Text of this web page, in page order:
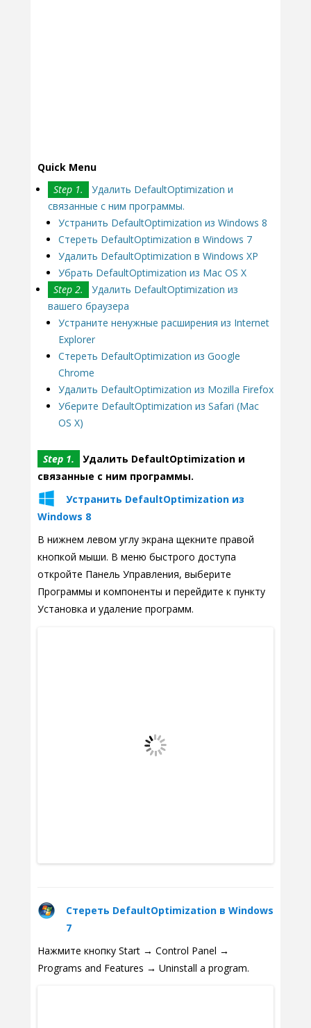
Quick Menu
Step 1.
Удалить DefaultOptimization и
связанные с ним программы.
Устранить DefaultOptimization из Windows 8
Стереть DefaultOptimization в Windows 7
Удалить DefaultOptimization в Windows XP
Убрать DefaultOptimization из Mac OS X
Step 2.
Удалить DefaultOptimization из
вашего браузера
Устраните ненужные расширения из Internet
Explorer
Стереть DefaultOptimization из Google
Chrome
Удалить DefaultOptimization из Mozilla Firefox
Уберите DefaultOptimization из Safari (Mac
OS X)
Step 1.
Удалить DefaultOptimization и
связанные с ним программы.
Устранить DefaultOptimization из
Windows 8
В нижнем левом углу экрана щекните правой
кнопкой мыши. В меню быстрого доступа
откройте Панель Управления, выберите
Программы и компоненты и перейдите к пункту
Установка и удаление программ.
Стереть DefaultOptimization в Windows
7
Нажмите кнопку Start → Control Panel →
Programs and Features → Uninstall a program.